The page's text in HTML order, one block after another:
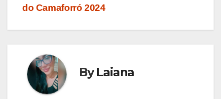
do Camaforró 2024
ByLaiana